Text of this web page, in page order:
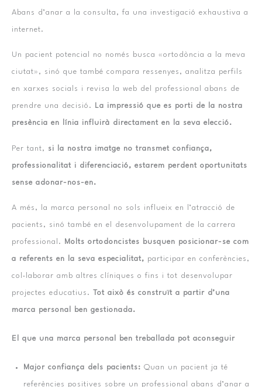
Abans d’anar a la consulta, fa una investigació exhaustiva a
internet.
Un pacient potencial no només busca «ortodòncia a la meva
ciutat», sinó que també compara ressenyes, analitza perfils
en xarxes socials i revisa la web del professional abans de
prendre una decisió. La impressió que es porti de la nostra
presència en línia influirà directament en la seva elecció.
Per tant, si la nostra imatge no transmet confiança,
professionalitat i diferenciació, estarem perdent oportunitats
sense adonar-nos-en.
A més, la marca personal no sols influeix en l’atracció de
pacients, sinó també en el desenvolupament de la carrera
professional. Molts ortodoncistes busquen posicionar-se com
a referents en la seva especialitat, participar en conferències,
col·laborar amb altres clíniques o fins i tot desenvolupar
projectes educatius. Tot això és construït a partir d’una
marca personal ben gestionada.
El que una marca personal ben treballada pot aconseguir
Major confiança dels pacients: Quan un pacient ja té
referències positives sobre un professional abans d’anar a